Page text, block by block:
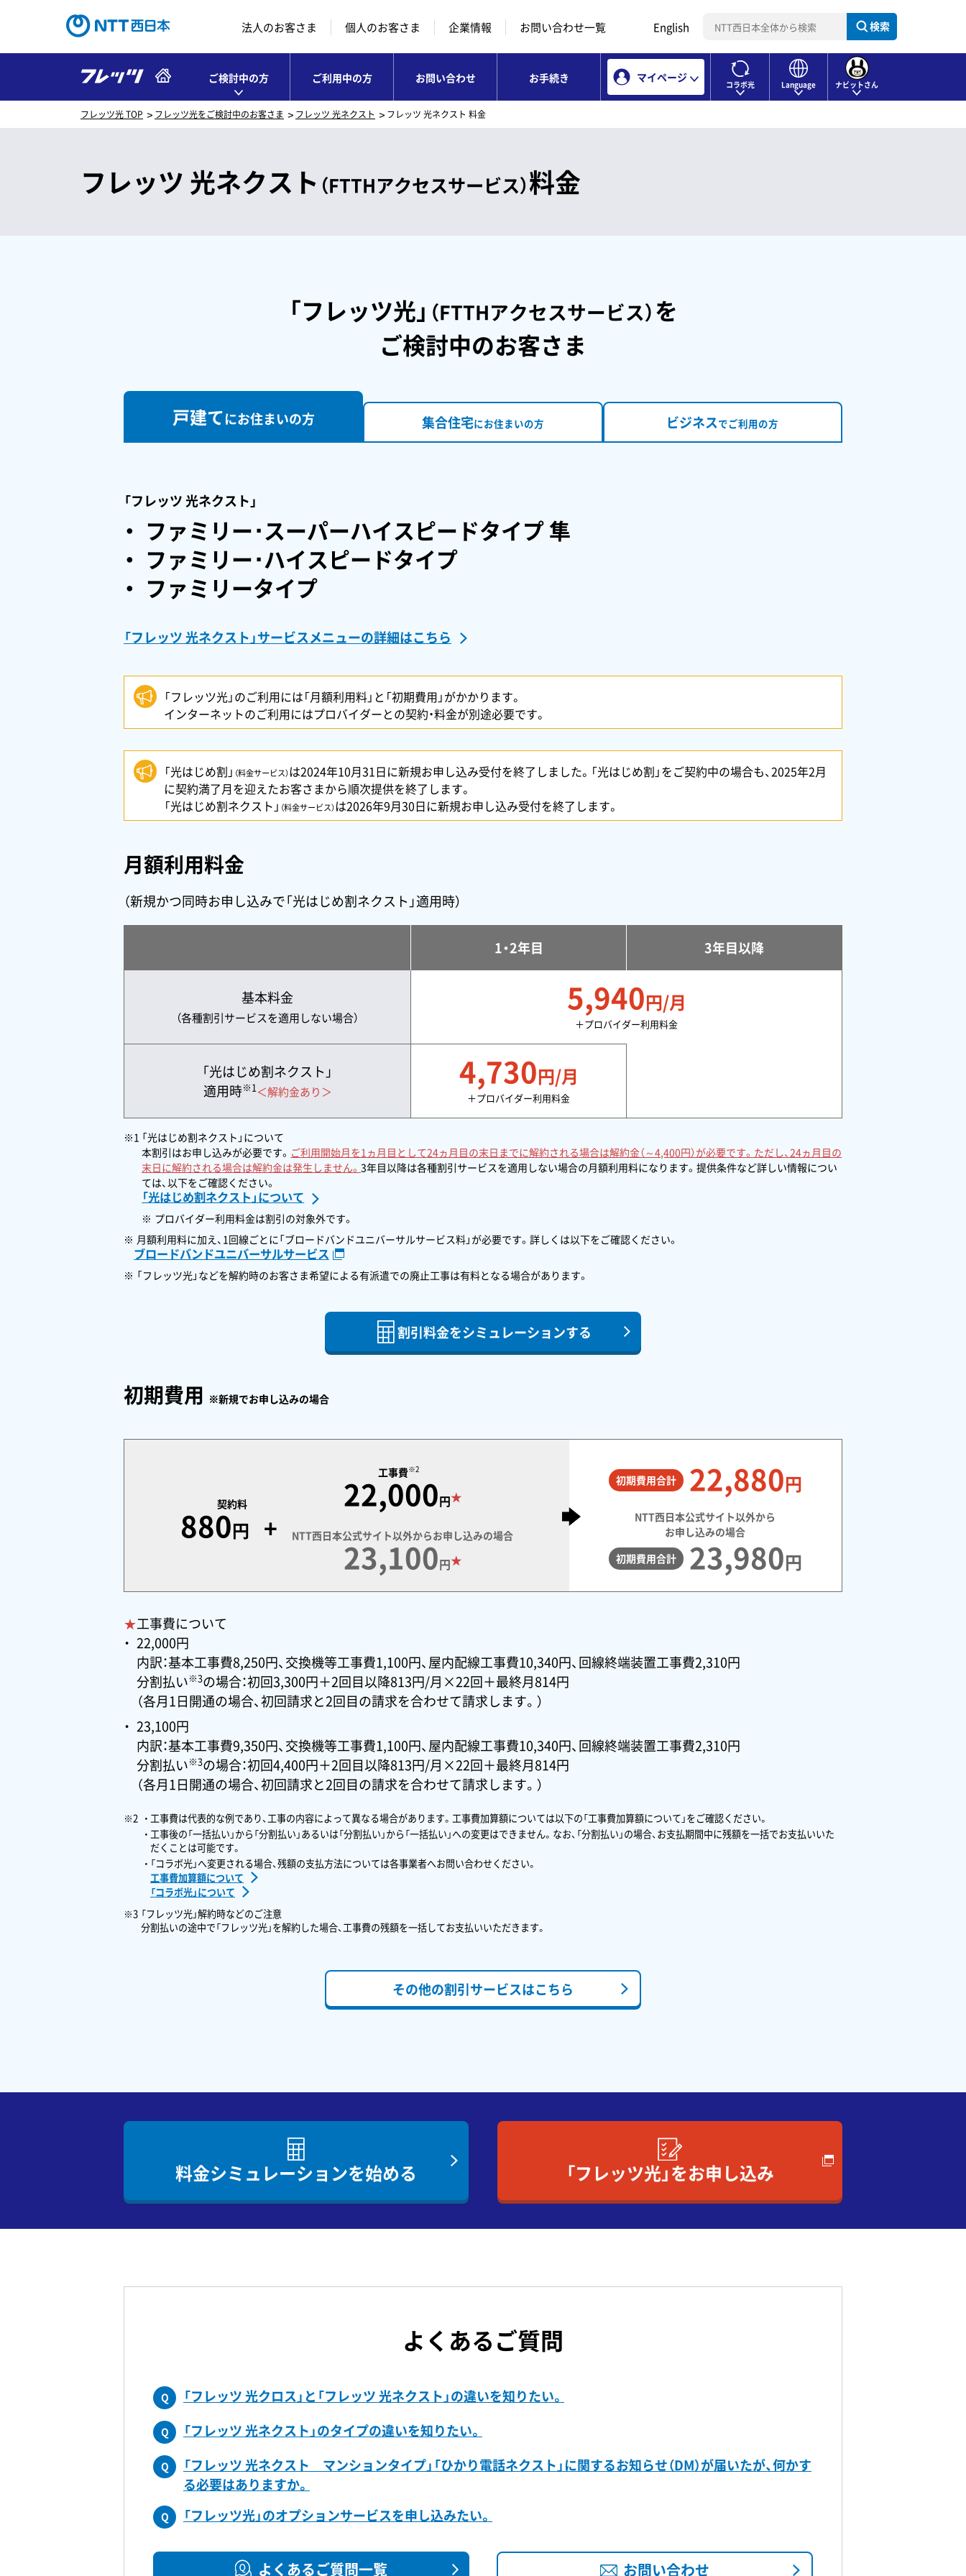
コンテンツのリンクナビゲーションへ移動
法人のお客さま 個人のお客さま 企業情報 お問い合わせ一覧 English 検索
ご検討中の方 ご利用中の方 お問い合わせ お手続き マイページ
コラボ光 Language ナビットさん
フレッツ光 TOP フレッツ光をご検討中のお客さま フレッツ 光ネクスト フレッツ 光ネクスト 料金
フレッツ 光ネクスト （FTTHアクセスサービス）料金
「フレッツ光」 （FTTHアクセスサービス）を
ご検討中のお客さま
戸建てにお住まいの方 集合住宅にお住まいの方 ビジネスでご利用の方
「フレッツ 光ネクスト」
ファミリー･スーパーハイスピードタイプ 隼
ファミリー･ハイスピードタイプ
ファミリータイプ
「フレッツ 光ネクスト」サービスメニューの詳細はこちら
「フレッツ光」のご利用には「月額利用料」と「初期費用」がかかります。
インターネットのご利用にはプロバイダーとの契約・料金が別途必要です。
「光はじめ割」 （料金サービス）は2024年10月31日に新規お申し込み受付を終了しました。「光はじめ割」をご契約中の場合も、2025年2月
に契約満了月を迎えたお客さまから順次提供を終了します。
「光はじめ割ネクスト」 （料金サービス）は2026年9月30日に新規お申し込み受付を終了します。
月額利用料金
（新規かつ同時お申し込みで「光はじめ割ネクスト」適用時）
1・2年目 3年目以降
基本料金
（各種割引サービスを適用しない場合） 5,940円/月
＋プロバイダー利用料金
「光はじめ割ネクスト」
適用時※1＜解約金あり＞ 4,730円/月
＋プロバイダー利用料金
※1 「光はじめ割ネクスト」について
本割引はお申し込みが必要です。 ご利用開始月を1ヵ月目として24ヵ月目の末日までに解約される場合は解約金（～4,400円）が必要です。ただし、24ヵ月目の
末日に解約される場合は解約金は発生しません。3年目以降は各種割引サービスを適用しない場合の月額利用料になります。提供条件など詳しい情報につい
ては、以下をご確認ください。
「光はじめ割ネクスト」について
プロバイダー利用料金は割引の対象外です。
月額利用料に加え、1回線ごとに「ブロードバンドユニバーサルサービス料」が必要です。詳しくは以下をご確認ください。
ブロードバンドユニバーサルサービス
「フレッツ光」などを解約時のお客さま希望による有派遣での廃止工事は有料となる場合があります。
割引料金をシミュレーションする
初期費用 ※新規でお申し込みの場合
契約料
880円 +
工事費※2
22,000円★
NTT西日本公式サイト以外からお申し込みの場合
23,100円★
初期費用合計 22,880円
NTT西日本公式サイト以外から
お申し込みの場合
初期費用合計
23,980円
★工事費について
22,000円
内訳：基本工事費8,250円、交換機等工事費1,100円、屋内配線工事費10,340円、回線終端装置工事費2,310円
分割払い※3の場合：初回3,300円＋2回目以降813円/月×22回＋最終月814円
（各月1日開通の場合、初回請求と2回目の請求を合わせて請求します。）
23,100円
内訳：基本工事費9,350円、交換機等工事費1,100円、屋内配線工事費10,340円、回線終端装置工事費2,310円
分割払い※3の場合：初回4,400円＋2回目以降813円/月×22回＋最終月814円
（各月1日開通の場合、初回請求と2回目の請求を合わせて請求します。）
工事費は代表的な例であり、工事の内容によって異なる場合があります。工事費加算額については以下の「工事費加算額について」をご確認ください。
工事後の「一括払い」から「分割払い」あるいは「分割払い」から「一括払い」への変更はできません。なお、「分割払い」の場合、お支払期間中に残額を一括でお支払いいた
だくことは可能です。
「コラボ光」へ変更される場合、残額の支払方法については各事業者へお問い合わせください。
工事費加算額について
「コラボ光」について
「フレッツ光」解約時などのご注意
分割払いの途中で「フレッツ光」を解約した場合、工事費の残額を一括してお支払いいただきます。
その他の割引サービスはこちら
「フレッツ光」をお申し込み
料金シミュレーションを始める
よくあるご質問
Q 「フレッツ 光クロス」と「フレッツ 光ネクスト」の違いを知りたい。
Q 「フレッツ 光ネクスト」のタイプの違いを知りたい。
Q
「フレッツ 光ネクスト マンションタイプ」「ひかり電話ネクスト」に関するお知らせ（DM）が届いたが、何かす
る必要はありますか。
Q 「フレッツ光」のオプションサービスを申し込みたい。
よくあるご質問一覧 お問い合わせ